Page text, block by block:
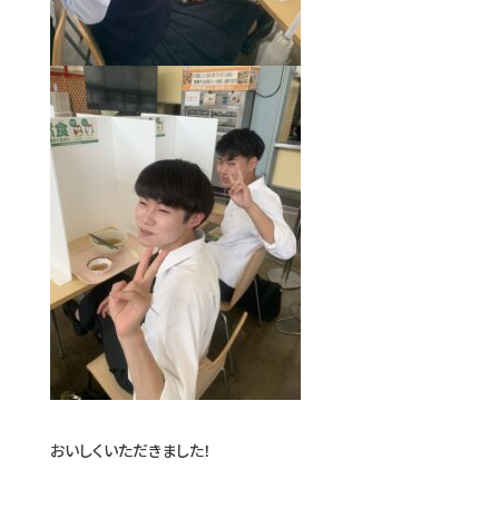
おいしくいただきました！